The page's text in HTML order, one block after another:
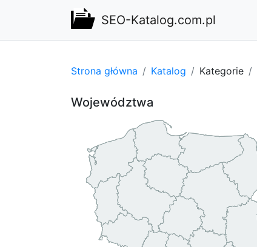
SEO-Katalog.com.pl
Strona główna Katalog Kategorie
Województwa